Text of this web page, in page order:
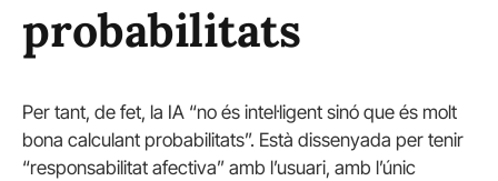
probabilitats
Per tant, de fet, la IA “no és intel·ligent sinó que és molt
bona calculant probabilitats”. Està dissenyada per tenir
“responsabilitat afectiva” amb l’usuari, amb l’únic